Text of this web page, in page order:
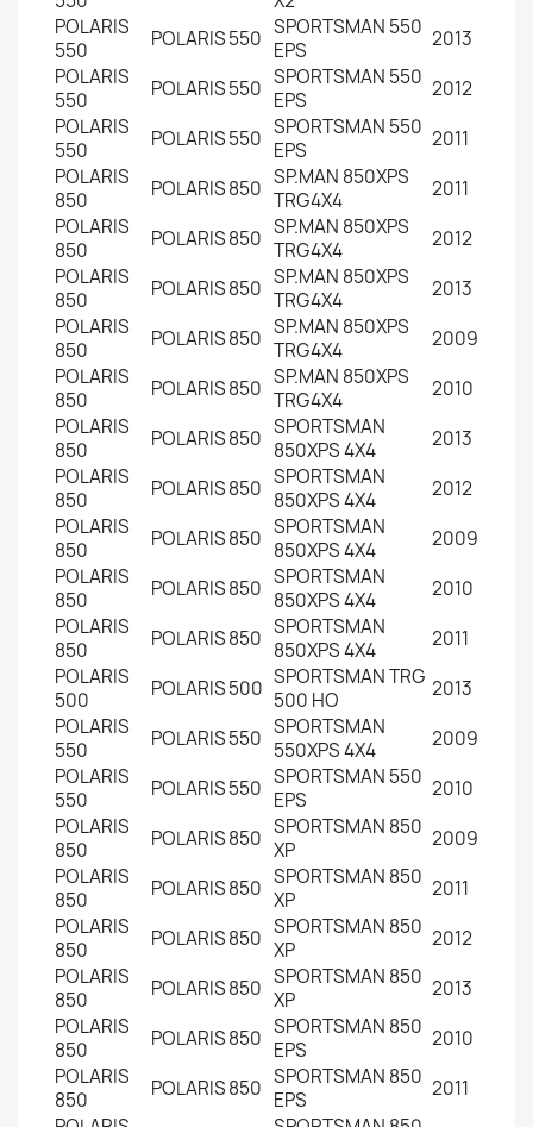
POLARIS
550
POLARIS550 SPORTSMAN 550
EPS
2013
POLARIS
550
POLARIS550 SPORTSMAN 550
EPS
2012
POLARIS
550
POLARIS550 SPORTSMAN 550
EPS
2011
POLARIS
850
POLARIS850 SP.MAN 850XPS
TRG4X4
2011
POLARIS
850
POLARIS850 SP.MAN 850XPS
TRG4X4
2012
POLARIS
850
POLARIS850 SP.MAN 850XPS
TRG4X4
2013
POLARIS
850
POLARIS850 SP.MAN 850XPS
TRG4X4
2009
POLARIS
850
POLARIS850 SP.MAN 850XPS
TRG4X4
2010
POLARIS
850
POLARIS850 SPORTSMAN
850XPS 4X4
2013
POLARIS
850
POLARIS850 SPORTSMAN
850XPS 4X4
2012
POLARIS
850
POLARIS850 SPORTSMAN
850XPS 4X4
2009
POLARIS
850
POLARIS850 SPORTSMAN
850XPS 4X4
2010
POLARIS
850
POLARIS850 SPORTSMAN
850XPS 4X4
2011
POLARIS
500
POLARIS500 SPORTSMAN TRG
500 HO
2013
POLARIS
550
POLARIS550 SPORTSMAN
550XPS 4X4
2009
POLARIS
550
POLARIS550 SPORTSMAN 550
EPS
2010
POLARIS
850
POLARIS850 SPORTSMAN 850
XP
2009
POLARIS
850
POLARIS850 SPORTSMAN 850
XP
2011
POLARIS
850
POLARIS850 SPORTSMAN 850
XP
2012
POLARIS
850
POLARIS850 SPORTSMAN 850
XP
2013
POLARIS
850
POLARIS850 SPORTSMAN 850
EPS
2010
POLARIS
850
POLARIS850 SPORTSMAN 850
EPS
2011